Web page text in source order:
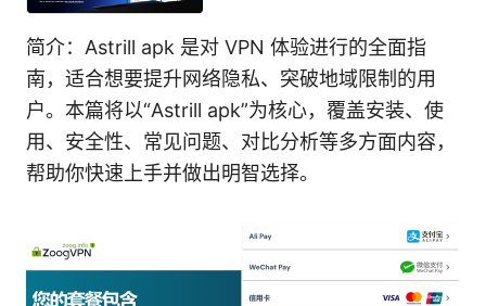
简介：Astrill apk 是对 VPN 体验进行的全面指
南，适合想要提升网络隐私、突破地域限制的用
户。本篇将以“Astrill apk”为核心，覆盖安装、使
用、安全性、常见问题、对比分析等多方面内容，
帮助你快速上手并做出明智选择。